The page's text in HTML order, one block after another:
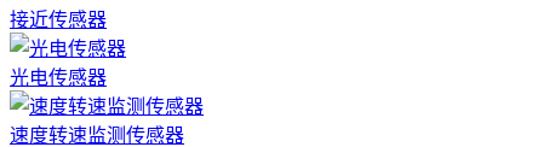
接近传感器
光电传感器
速度转速监测传感器